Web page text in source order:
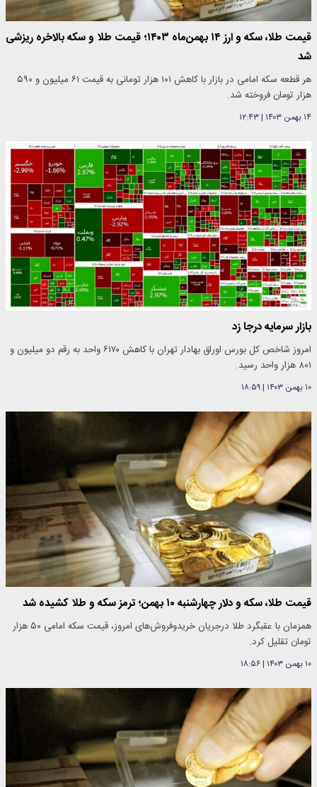
قیمت طلا، سکه و ارز ۱۴ بهمن‌ماه ۱۴۰۳؛ قیمت طلا و سکه بالاخره ریزشی
شد
هر قطعه سکه امامی در بازار با کاهش ۱۰۱ هزار تومانی به قیمت ۶۱ میلیون و ۵۹۰
هزار تومان فروخته شد.
۱۴ بهمن ۱۴۰۳ |۱۲:۴۳
بازار سرمایه درجا زد
امروز شاخص کل بورس اوراق بهادار تهران با کاهش ۶۱۷۰ واحد به رقم دو میلیون و
۸۰۱ هزار واحد رسید.
۱۰ بهمن ۱۴۰۳ |۱۸:۵۹
قیمت طلا، سکه و دلار چهارشنبه ۱۰ بهمن؛ ترمز سکه و طلا کشیده شد
همزمان با عقبگرد طلا درجریان خریدوفروش‌های امروز، قیمت سکه امامی ۵۰ هزار
تومان تقلیل کرد.
۱۰ بهمن ۱۴۰۳ |۱۸:۵۶